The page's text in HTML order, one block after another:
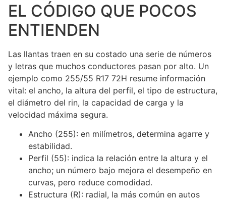
EL CÓDIGO QUE POCOS
ENTIENDEN
Las llantas traen en su costado una serie de números
y letras que muchos conductores pasan por alto. Un
ejemplo como 255/55 R17 72H resume información
vital: el ancho, la altura del perfil, el tipo de estructura,
el diámetro del rin, la capacidad de carga y la
velocidad máxima segura.
Ancho (255): en milímetros, determina agarre y
estabilidad.
Perfil (55): indica la relación entre la altura y el
ancho; un número bajo mejora el desempeño en
curvas, pero reduce comodidad.
Estructura (R): radial, la más común en autos